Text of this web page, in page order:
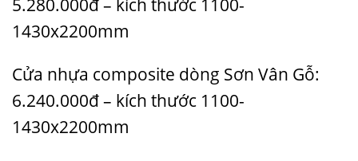
5.280.000đ – kích thước 1100-
1430x2200mm
Cửa nhựa composite dòng Sơn Vân Gỗ:
6.240.000đ – kích thước 1100-
1430x2200mm